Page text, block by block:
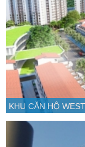
KHU CĂN HỘ